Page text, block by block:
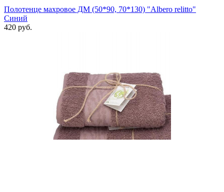
Полотенце махровое ДМ (50*90, 70*130) "Albero relitto"
Синий
420 руб.